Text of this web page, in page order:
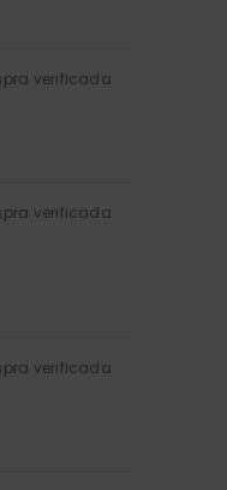
verificada
verificada
verificada